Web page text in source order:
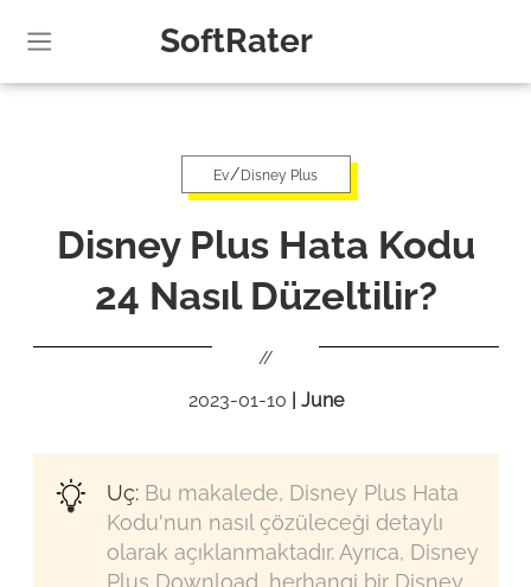
SoftRater
Ev/Disney Plus
Disney Plus Hata Kodu
24 Nasıl Düzeltilir?
//
2023-01-10 | June
Uç:Bu makalede, Disney Plus Hata
Kodu'nun nasıl çözüleceği detaylı
olarak açıklanmaktadır. Ayrıca, Disney
Plus Download, herhangi bir Disney